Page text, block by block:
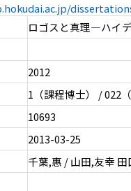
ロゴスと真理―ハイ
2012
1（課程博士） / 022
10693
2013-03-25
千葉,惠 / 山田,友幸 田